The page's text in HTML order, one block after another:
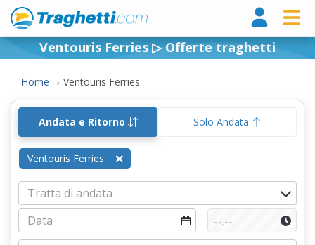
Ventouris Ferries ▷ Offerte traghetti
Home Ventouris Ferries
Andata e Ritorno Solo Andata
Ventouris Ferries